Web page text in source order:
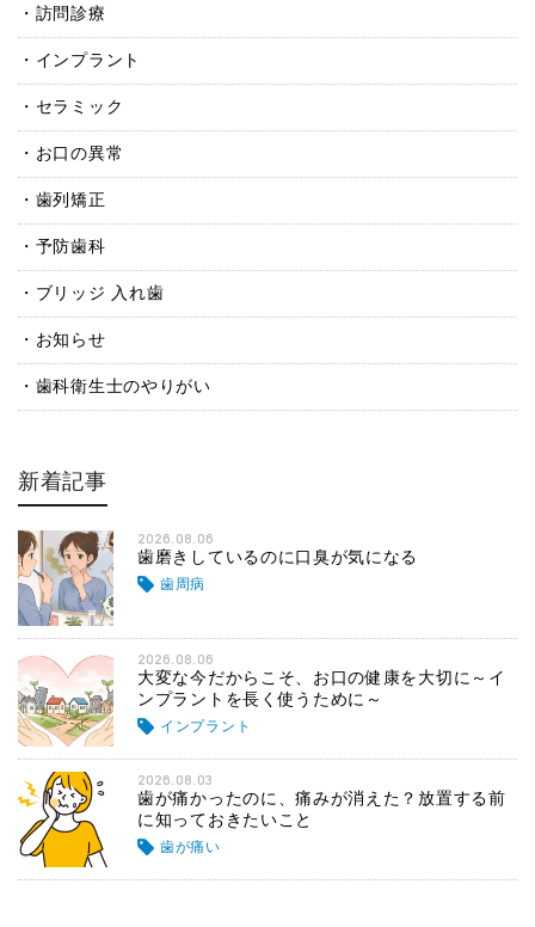
訪問診療
インプラント
セラミック
お口の異常
歯列矯正
予防歯科
ブリッジ 入れ歯
お知らせ
歯科衛生士のやりがい
新着記事
2026.08.06
歯磨きしているのに口臭が気になる
歯周病
2026.08.06
大変な今だからこそ、お口の健康を大切に～イ
ンプラントを長く使うために～
インプラント
2026.08.03
歯が痛かったのに、痛みが消えた？放置する前
に知っておきたいこと
歯が痛い